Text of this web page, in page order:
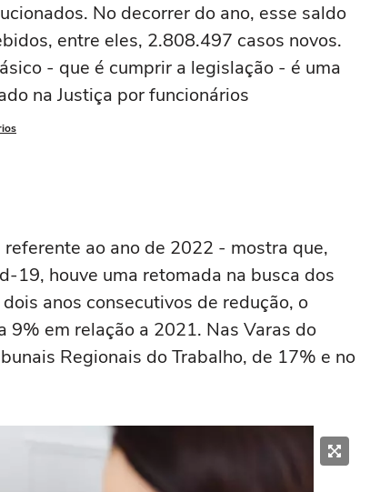
No decorrer do ano, esse saldo
entre eles, 2.808.497 casos novos.
- que é cumprir a legislação - é uma
na Justiça por funcionários
ao ano de 2022 - mostra que,
19, houve uma retomada na busca dos
anos consecutivos de redução, o
9% em relação a 2021. Nas Varas do
Regionais do Trabalho, de 17% e no